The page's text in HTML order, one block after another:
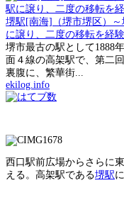
堺駅[南海]（堺市堺区）
に譲り、二度の移転を経
堺市最古の駅として1888
面４線の高架駅で、第二
裏腹に、繁華街...
ekilog.info
西口駅前広場からさらに
える。高架駅である堺駅